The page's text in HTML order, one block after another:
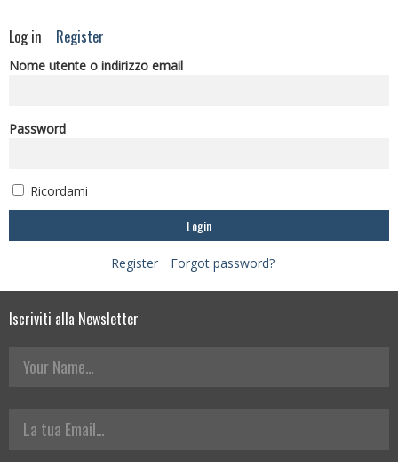
Log in Register
Nome utente o indirizzo email
Password
Ricordami
Register Forgot password?
Iscriviti alla Newsletter
Your Name
La tua Email